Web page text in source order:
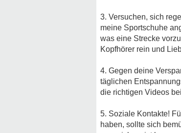
3. Versuchen, sich
meine Sportschuhe
was eine Strecke
Kopfhörer rein und
4. Gegen deine
täglichen
die richtigen Videos
5. Soziale Kontakte!
haben, sollte sich